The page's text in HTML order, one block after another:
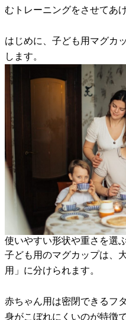
むトレーニングをさせてあ
はじめに、子ども用マグカ
します。
使いやすい形状や重さを選
子ども用のマグカップは、
用」に分けられます。
赤ちゃん用は密閉できるフ
身がこぼれにくいのが特徴で